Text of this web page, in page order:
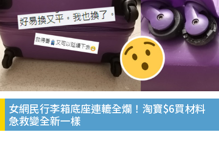
女網民行李箱底座連轆全爛！淘寶$6買材料
急救變全新一樣